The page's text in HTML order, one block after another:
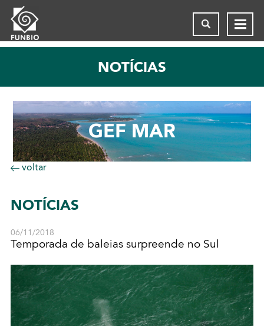
NOTÍCIAS
GEF MAR
voltar
NOTÍCIAS
06/11/2018
Temporada de baleias surpreende no Sul